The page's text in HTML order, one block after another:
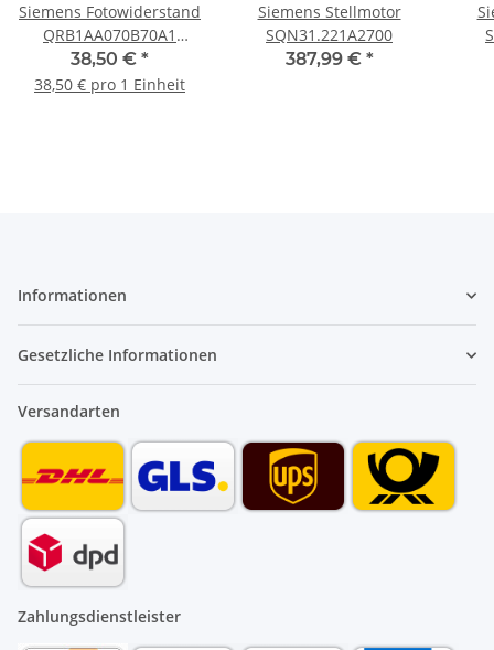
Siemens Fotowiderstand
QRB1AA070B70A1
Kabellänge 700mm
Gehäuse 50 mm
38,50 € *
38,50 € pro 1 Einheit
Siemens Stellmotor
SQN31.221A2700
387,99 € *
Informationen
Gesetzliche Informationen
Versandarten
Zahlungsdienstleister